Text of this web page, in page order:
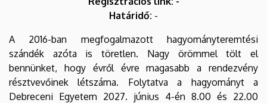
Határidő: -
A 2016-ban megfogalmazott hagyományteremtési
szándék azóta is töretlen. Nagy örömmel tölt el
bennünket, hogy évről évre magasabb a rendezvény
résztvevőinek létszáma. Folytatva a hagyományt a
Debreceni Egyetem 2027. június 4-én 8.00 és 22.00